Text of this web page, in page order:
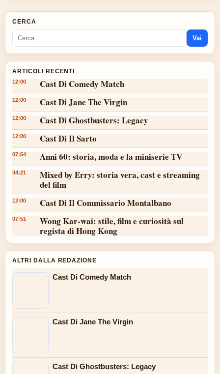
CERCA
Vai
ARTICOLI RECENTI
12:00 Cast Di Comedy Match
12:00 Cast Di Jane The Virgin
12:00 Cast Di Ghostbusters: Legacy
12:00 Cast Di Il Sarto
07:54 Anni 60: storia, moda e la miniserie TV
04:21
Mixed by Erry: storia vera, cast e streaming
del film
12:00 Cast Di Il Commissario Montalbano
07:51
Wong Kar-wai: stile, film e curiosità sul
regista di Hong Kong
ALTRI DALLA REDAZIONE
Cast Di Comedy Match
Cast Di Jane The Virgin
Cast Di Ghostbusters: Legacy